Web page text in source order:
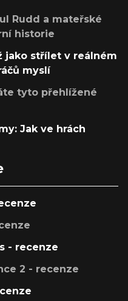
Rudd a mateřské
historie
jako střílet v reálném
myslí
tyto přehlížené
Jak ve hrách
- recenze
2 - recenze